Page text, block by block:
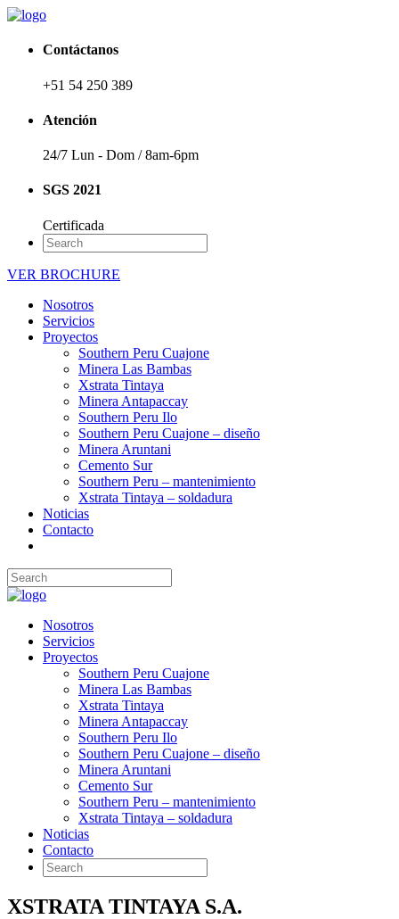
Contáctanos
+51 54 250 389
Atención
24/7 Lun - Dom / 8am-6pm
SGS 2021
Certificada
VER BROCHURE
Nosotros
Servicios
Proyectos
Southern Peru Cuajone
Minera Las Bambas
Xstrata Tintaya
Minera Antapaccay
Southern Peru Ilo
Southern Peru Cuajone – diseño
Minera Aruntani
Cemento Sur
Southern Peru – mantenimiento
Xstrata Tintaya – soldadura
Noticias
Contacto
Nosotros
Servicios
Proyectos
Southern Peru Cuajone
Minera Las Bambas
Xstrata Tintaya
Minera Antapaccay
Southern Peru Ilo
Southern Peru Cuajone – diseño
Minera Aruntani
Cemento Sur
Southern Peru – mantenimiento
Xstrata Tintaya – soldadura
Noticias
Contacto
XSTRATA TINTAYA S.A.